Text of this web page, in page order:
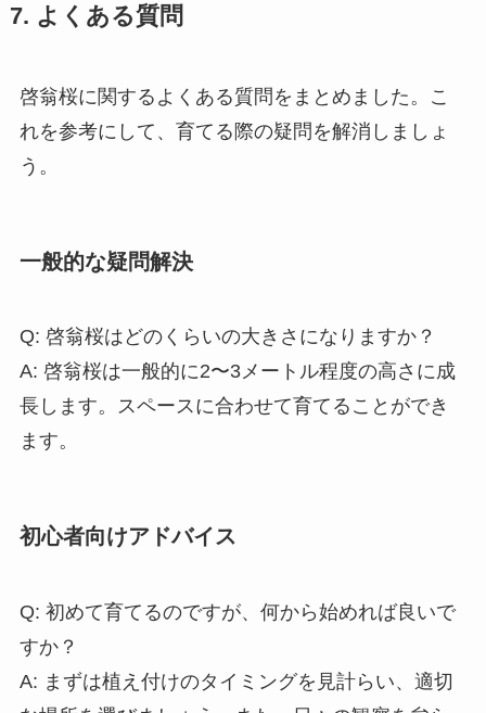
7. よくある質問
啓翁桜に関するよくある質問をまとめました。こ
れを参考にして、育てる際の疑問を解消しましょ
う。
一般的な疑問解決
Q: 啓翁桜はどのくらいの大きさになりますか？
A: 啓翁桜は一般的に2〜3メートル程度の高さに成
長します。スペースに合わせて育てることができ
ます。
初心者向けアドバイス
Q: 初めて育てるのですが、何から始めれば良いで
すか？
A: まずは植え付けのタイミングを見計らい、適切